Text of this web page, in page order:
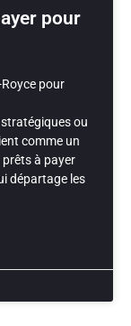
pour
pour
ou
comme un
à payer
départage les